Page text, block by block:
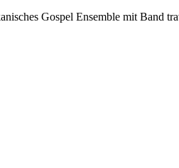
Gospel Ensemble mit Band